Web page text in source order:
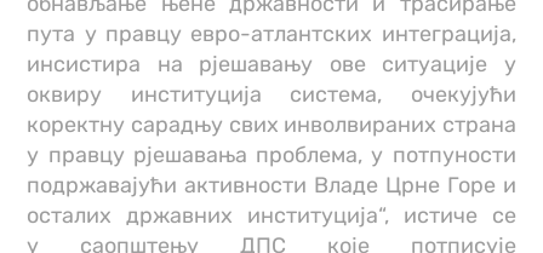
пута у правцу евро-атлантских интеграција,
инсистира на рјешавању ове ситуације у
оквиру институција система, очекујући
коректну сарадњу свих инволвираних страна
у правцу рјешавања проблема, у потпуности
подржавајући активности Владе Црне Горе и
осталих државних институција“, истиче се
у саопштењу ДПС које потписује